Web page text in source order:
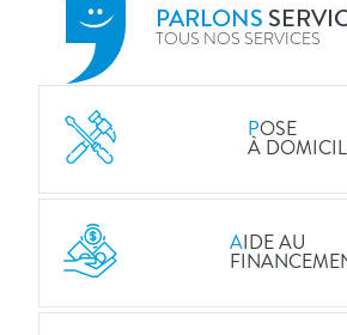
PARLONS
TOUS NOS SERVICES
POSE
À
AIDE AU